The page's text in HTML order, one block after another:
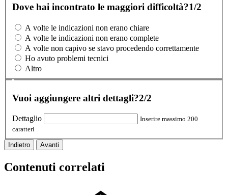
Dove hai incontrato le maggiori difficoltà?1/2
A volte le indicazioni non erano chiare
A volte le indicazioni non erano complete
A volte non capivo se stavo procedendo correttamente
Ho avuto problemi tecnici
Altro
Vuoi aggiungere altri dettagli?2/2
Dettaglio
Inserire massimo 200
caratteri
Indietro Avanti
Contenuti correlati